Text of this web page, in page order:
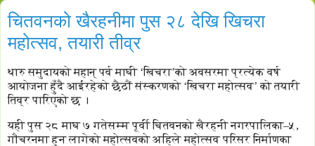
चितवनको खैरहनीमा पुस २८ देखि खिचरा
महोत्सव, तयारी तीव्र
थारु समुदायको महान् पर्व माघी ‘खिचरा’को अवसरमा प्रत्येक वर्ष
आयोजना हुँदै आईरहेको छैठौं संस्करणको ‘खिचरा महोत्सव’ को तयारी
तिव्र पारिएको छ ।
यही पुस २८ माघ ७ गतेसम्म पूर्वी चितवनको खैरहनी नगरपालिका–५,
गौचरनमा हुन लागेको महोत्सवको अहिले महोत्सव परिसर निर्माणका